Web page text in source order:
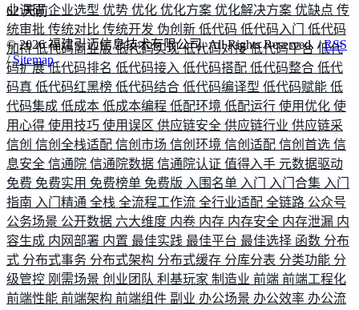
业调研企业选型 优势 优化 优化方案 优化解决方案 优缺点 传
统审批 传统对比 传统开发 伪创新 低代码 低代码入门 低代码
加持低代码商业版低代码实现低代码对接低代码平台 低代
码扩展低代码排名 低代码接入 低代码搭配 低代码整合 低代
码真 低代码红黑榜 低代码结合 低代码编译型 低代码赋能 低
代码集成 低成本 低成本编程 低配环境 低配运行 使用优化 使
用心得 使用技巧 使用误区 供应链安全 供应链行业 供应链采
信创 信创全栈适配 信创市场 信创环境 信创适配 信创首选 信
息安全 信通院 信通院数据 信通院认证 值得入手 元数据驱动
免费 免费实用 免费榜单 免费版 入围名单 入门 入门合集 入门
指南 入门精通 全栈 全流程工作流 全行业适配 全链路 公众号
公务场景 公开数据 六大维度 内卷 内存 内存安全 内存泄漏 内
容生成 内网部署 内置 最佳实践 最佳平台 最佳选择 函数 分布
式 分布式事务 分布式架构 分布式缓存 分库分表 分类功能 分
级管控 刚需场景 创业团队 利基玩家 制造业 前端 前端工程化
前端性能 前端架构 前端组件 副业 办公场景 办公效率 办公流
62 天前
©2026福建引迈信息技术有限公司. All Rights Reserved. /RSS
/Sitemap